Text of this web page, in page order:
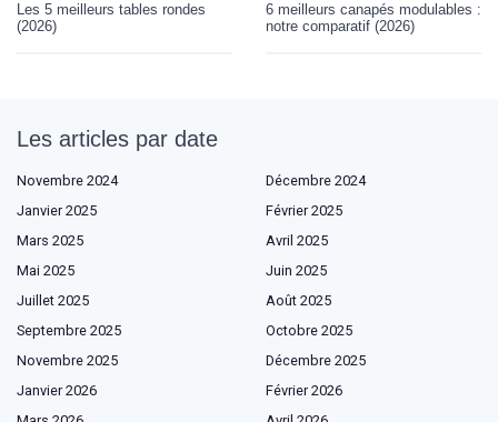
Les 5 meilleurs tables rondes
(2026)
6 meilleurs canapés modulables :
notre comparatif (2026)
Les articles par date
Novembre 2024
Décembre 2024
Janvier 2025
Février 2025
Mars 2025
Avril 2025
Mai 2025
Juin 2025
Juillet 2025
Août 2025
Septembre 2025
Octobre 2025
Novembre 2025
Décembre 2025
Janvier 2026
Février 2026